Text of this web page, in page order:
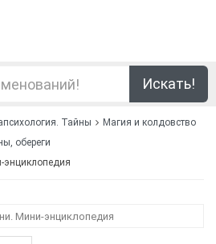
Искать!
Тайны
Магия и колдовство
обереги
энциклопедия